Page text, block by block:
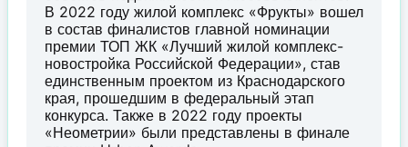
В 2022 году жилой комплекс «Фрукты» вошел
в состав финалистов главной номинации
премии ТОП ЖК «Лучший жилой комплекс-
новостройка Российской Федерации», став
единственным проектом из Краснодарского
края, прошедшим в федеральный этап
конкурса. Также в 2022 году проекты
«Неометрии» были представлены в финале